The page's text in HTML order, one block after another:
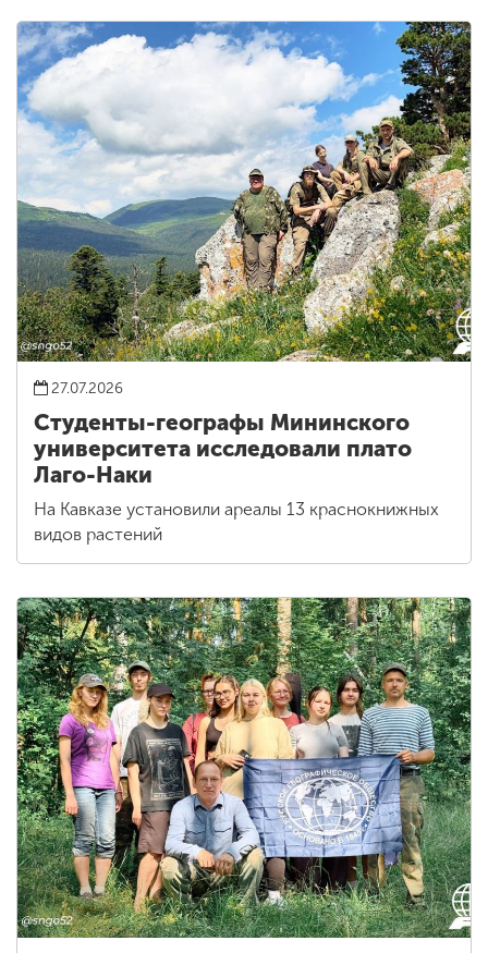
27.07.2026
Студенты-географы Мининского
университета исследовали плато
Лаго-Наки
На Кавказе установили ареалы 13 краснокнижных
видов растений